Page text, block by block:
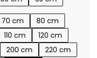
70 cm
80 cm
110 cm
120 cm
200 cm
220 cm